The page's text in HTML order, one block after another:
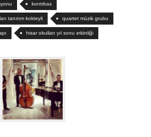
kontrbas
tanıtım kokteyli quartet müzik grubu
hisar okulları yıl sonu etkinliği